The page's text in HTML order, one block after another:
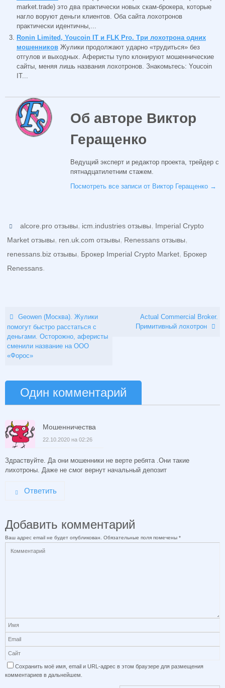
market.trade) это два практически новых скам-брокера, которые
нагло воруют деньги клиентов. Оба сайта лохотронов
практически идентичны,...
Ronin Limited, Youcoin IT и FLK Pro. Три лохотрона одних
мошенников Жулики продолжают ударно «трудиться» без
отгулов и выходных. Аферисты тупо клонируют мошеннические
сайты, меняя лишь названия лохотронов. Знакомьтесь: Youcoin
IT...
Об авторе Виктор
Геращенко
Ведущий эксперт и редактор проекта, трейдер с
пятнадцатилетним стажем.
Посмотреть все записи от Виктор Геращенко →
alcore.pro отзывы, icm.industries отзывы, Imperial Crypto
Market отзывы, ren.uk.com отзывы, Renessans отзывы,
renessans.biz отзывы, Брокер Imperial Crypto Market, Брокер
Renessans.
Geowen (Москва). Жулики
помогут быстро расстаться с
деньгами. Осторожно, аферисты
сменили название на ООО
«Форос»
Actual Commercial Broker.
Примитивный лохотрон
Один комментарий
Мошенничества
22.10.2020 на 02:26
Здраствуйте. Да они мошенники не верте ребята .Они такие
лихотроны. Даже не смог вернут начальный депозит
Ответить
Добавить комментарий
Ваш адрес email не будет опубликован. Обязательные поля помечены *
Сохранить моё имя, email и URL-адрес в этом браузере для размещения
комментариев в дальнейшем.